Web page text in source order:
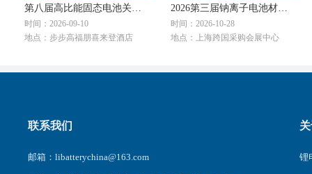
第八届高比能固态电池关键材料技术大会
时间：2026-09-10
地点：步步高福朋喜来登酒店
2026第三届钠离子电池材料技术研讨会
时间：2026-10-28
地点：上海跨国采购会展中心
联系我们
邮箱：libatterychina@163.com 锂